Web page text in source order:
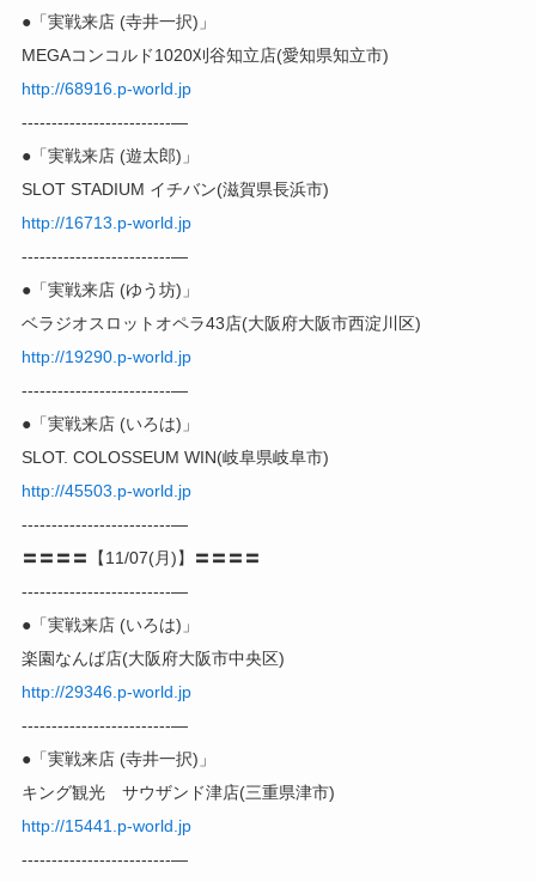
●「実戦来店 (寺井一択)」
MEGAコンコルド1020刈谷知立店(愛知県知立市)
http://68916.p-world.jp
-------------------------—
●「実戦来店 (遊太郎)」
SLOT STADIUM イチバン(滋賀県長浜市)
http://16713.p-world.jp
-------------------------—
●「実戦来店 (ゆう坊)」
ベラジオスロットオペラ43店(大阪府大阪市西淀川区)
http://19290.p-world.jp
-------------------------—
●「実戦来店 (いろは)」
SLOT. COLOSSEUM WIN(岐阜県岐阜市)
http://45503.p-world.jp
-------------------------—
〓〓〓〓【11/07(月)】〓〓〓〓
-------------------------—
●「実戦来店 (いろは)」
楽園なんば店(大阪府大阪市中央区)
http://29346.p-world.jp
-------------------------—
●「実戦来店 (寺井一択)」
キング観光 サウザンド津店(三重県津市)
http://15441.p-world.jp
-------------------------—